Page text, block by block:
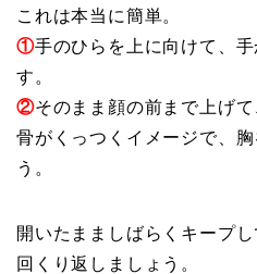
これは本当に簡単。
①手のひらを上に向けて、
す。
②そのまま顔の前まで上げ
骨がくっつくイメージで、
う。
開いたまましばらくキープ
回くり返しましょう。